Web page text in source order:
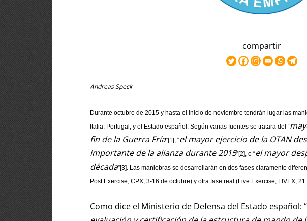
compartir
Andreas Speck
Durante octubre de 2015 y hasta el inicio de noviembre tendrán lugar las
Italia, Portugal, y el Estado español. Según varias fuentes se tratara del “
fin de la Guerra Fría”[1[, “el mayor ejercicio de la OTAN
importante de la alianza durante 2015”[2], o “el mayor
década”[3]. Las maniobras se desarrollarán en dos fases claramente
Post Exercise, CPX, 3-16 de octubre) y otra fase real (Live Exercise, LIVEX,
Como dice el Ministerio de Defensa del Estado español: “